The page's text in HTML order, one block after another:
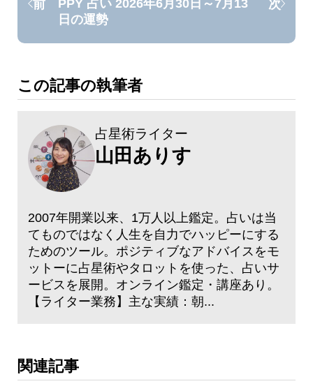
前
PPY 占い 2026年6月30日～7月13
日の運勢
次
この記事の執筆者
占星術ライター
山田ありす
2007年開業以来、1万人以上鑑定。占いは当
てものではなく人生を自力でハッピーにする
ためのツール。ポジティブなアドバイスをモ
ットーに占星術やタロットを使った、占いサ
ービスを展開。オンライン鑑定・講座あり。
【ライター業務】主な実績：朝...
関連記事